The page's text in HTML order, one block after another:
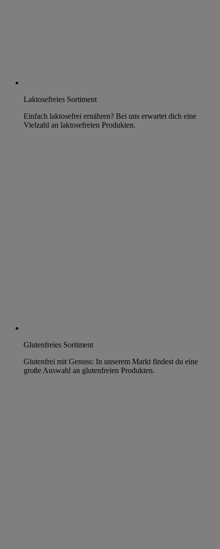
Laktosefreies Sortiment
Einfach laktosefrei ernähren? Bei uns erwartet dich eine
Vielzahl an laktosefreien Produkten.
Glutenfreies Sortiment
Glutenfrei mit Genuss: In unserem Markt findest du eine
große Auswahl an glutenfreien Produkten.